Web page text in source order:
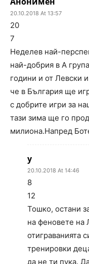
20.10.2018 At 13:57
20
7
Неделев най-
най-добрия в А
години и от Левски
че в България ще
с добрите игри за
тази зима ще го
милиона.Напред
у
20.10.2018 At 14:46
8
12
Тошко, остани
на феновете на
отиграванията
тренировки
да не ти пука.